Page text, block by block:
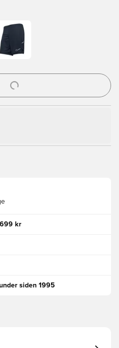
eller tilmelde dig som medlem
kr
siden 1995